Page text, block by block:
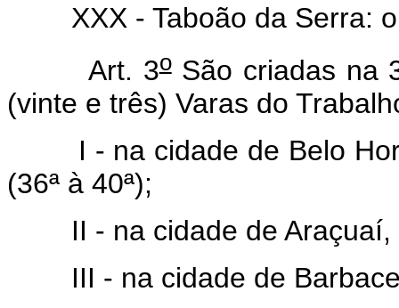
XXX - Taboão da Serra: o
Art. 3oSão criadas na
(vinte e três) Varas do
I - na cidade de Belo
(36ª à 40ª);
II - na cidade de Araçuaí,
III - na cidade de